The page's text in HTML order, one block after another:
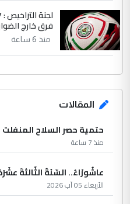
فرق خارج
منذ 6 ساعة
المقالات
حتمية حصر السلاح المنفلت
منذ 7 ساعة
عاشُورْاءُ.. السّنَةُ الثّالثةَ
الأربعاء 05 آب 2026